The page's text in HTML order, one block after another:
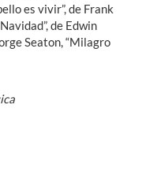
es vivir”, de Frank
de Edwin
Seaton, “Milagro